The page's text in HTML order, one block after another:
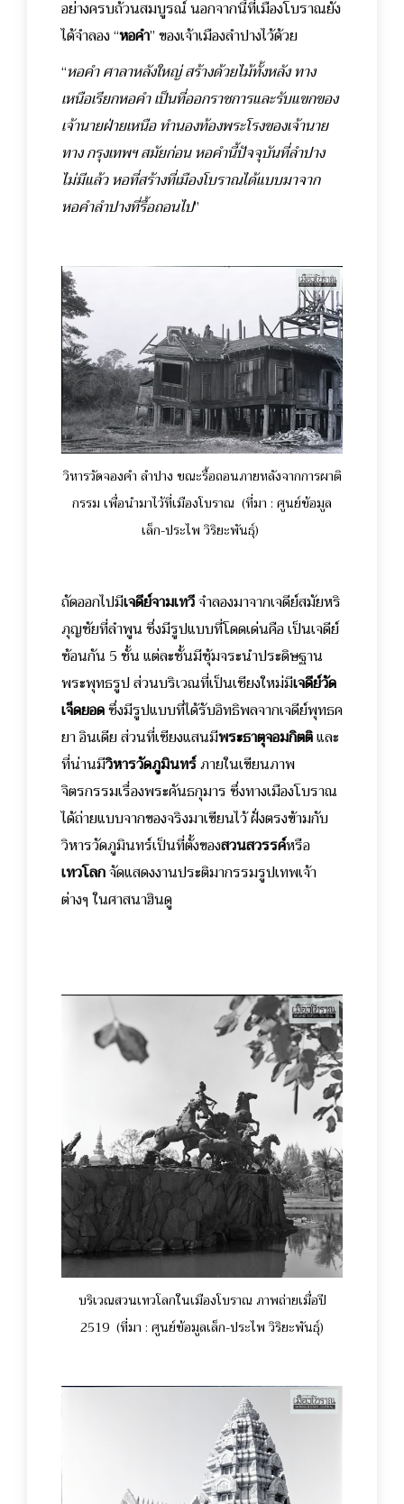
อย่างครบถ้วนสมบูรณ์ นอกจากนี้ที่เมืองโบราณยัง
ได้จำลอง “หอคำ” ของเจ้าเมืองลำปางไว้ด้วย
“หอคำ ศาลาหลังใหญ่ สร้างด้วยไม้ทั้งหลัง ทาง
เหนือเรียกหอคำ เป็นที่ออกราชการและรับแขกของ
เจ้านายฝ่ายเหนือ ทำนองท้องพระโรงของเจ้านาย
ทาง กรุงเทพฯ สมัยก่อน หอคำนี้ปัจจุบันที่ลำปาง
ไม่มีแล้ว หอที่สร้างที่เมืองโบราณได้แบบมาจาก
หอคำลำปางที่รื้อถอนไป”
วิหารวัดจองคำ ลำปาง ขณะรื้อถอนภายหลังจากการผาติ
กรรม เพื่อนำมาไว้ที่เมืองโบราณ (ที่มา : ศูนย์ข้อมูล
เล็ก-ประไพ วิริยะพันธุ์)
ถัดออกไปมีเจดีย์จามเทวีจำลองมาจากเจดีย์สมัยหริ
ภุญชัยที่ลำพูน ซึ่งมีรูปแบบที่โดดเด่นคือ เป็นเจดีย์
ซ้อนกัน 5 ชั้น แต่ละชั้นมีซุ้มจระนำประดิษฐาน
พระพุทธรูป ส่วนบริเวณที่เป็นเชียงใหม่มีเจดีย์วัด
เจ็ดยอดซึ่งมีรูปแบบที่ได้รับอิทธิพลจากเจดีย์พุทธค
ยา อินเดีย ส่วนที่เชียงแสนมีพระธาตุจอมกิตติและ
ที่น่านมีวิหารวัดภูมินทร์ภายในเขียนภาพ
จิตรกรรมเรื่องพระคันธกุมาร ซึ่งทางเมืองโบราณ
ได้ถ่ายแบบจากของจริงมาเขียนไว้ ฝั่งตรงข้ามกับ
วิหารวัดภูมินทร์เป็นที่ตั้งของสวนสวรรค์หรือ
เทวโลกจัดแสดงงานประติมากรรมรูปเทพเจ้า
ต่างๆ ในศาสนาฮินดู
บริเวณสวนเทวโลกในเมืองโบราณ ภาพถ่ายเมื่อปี
2519 (ที่มา : ศูนย์ข้อมูลเล็ก-ประไพ วิริยะพันธุ์)